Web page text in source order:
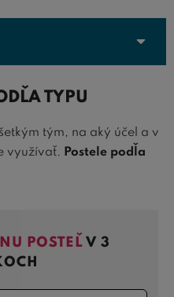
TYPU
tým, na aký účel a v
využívať. Postele podľa
riešenie presne na
Pre páry je určená
v rôznych šírkach,
a matracom, ktoré
POSTEĽV 3